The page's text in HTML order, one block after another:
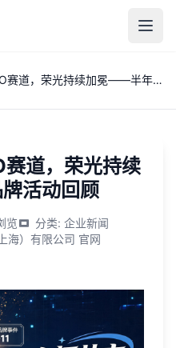
深度云海领航GEO赛道，荣光持续加冕——半年度品牌活动回顾
道，荣光持续
活动回顾
览 分类: 企业新闻
海）有限公司 官网